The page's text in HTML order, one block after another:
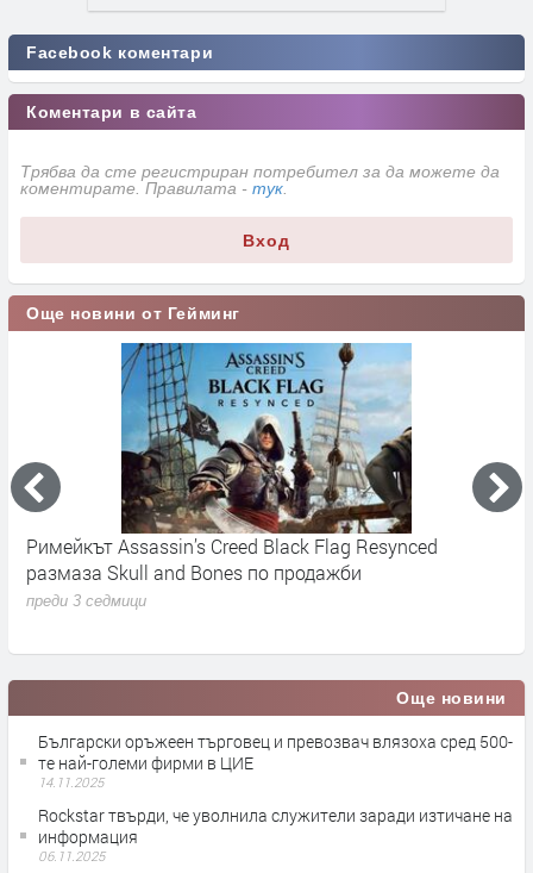
Facebook коментари
Коментари в сайта
Трябва да сте регистриран потребител за да можете да
коментирате. Правилата - тук
Вход
Още новини от Гейминг
Римейкът Assassin’s Creed Black Flag Resynced
размаза Skull and Bones по продажби
преди 3 седмици
Още новини
Български оръжеен търговец и превозвач влязоха сред 500-
те най-големи фирми в ЦИЕ
14.11.2025
Rockstar твърди, че уволнила служители заради изтичане на
информация
06.11.2025